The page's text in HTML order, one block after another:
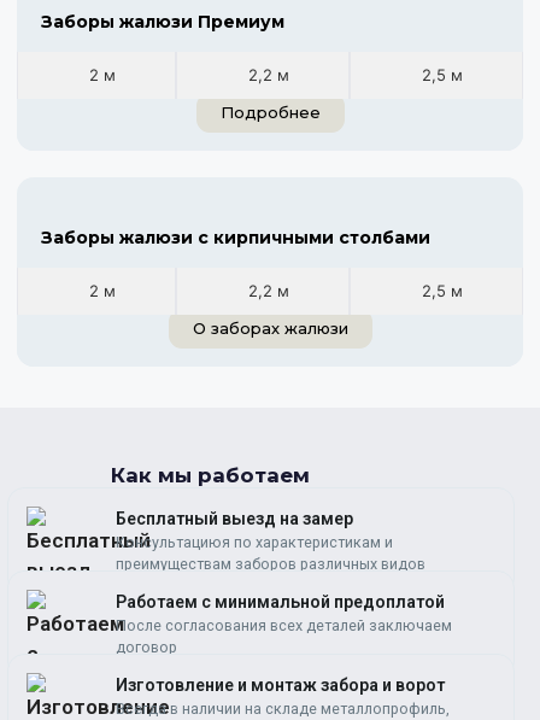
Заборы жалюзи Премиум
2 м 2,2 м
2,5 м
Подробнее
Заборы жалюзи с кирпичными столбами
2 м 2,2 м
2,5 м
О заборах жалюзи
Как мы работаем
Бесплатный выезд на замер
Консультациюя по характеристикам и
преимуществам заборов различных видов
Работаем c минимальной предоплатой
После согласования всех деталей заключаем
договор
Изготовление и монтаж забора и ворот
Всегда в наличии на складе металлопрофиль,